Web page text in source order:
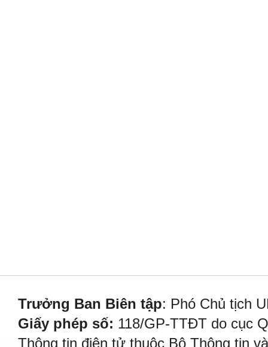
Trưởng Ban Biên tập: Phó Chủ tịch
Giấy phép số: 118/GP-TTĐT do cục
Thông tin điện tử thuộc Bộ Thông tin